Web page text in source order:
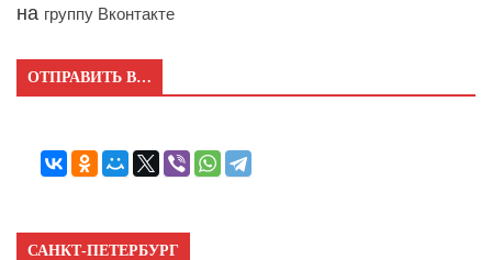
на группу Вконтакте
ОТПРАВИТЬ В…
САНКТ-ПЕТЕРБУРГ